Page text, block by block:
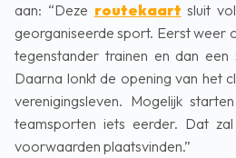
aan: “Deze routekaart sluit
georganiseerde sport. Eerst weer
tegenstander trainen en dan
Daarna lonkt de opening van het
verenigingsleven. Mogelijk
teamsporten iets eerder. Dat
voorwaarden plaatsvinden.”